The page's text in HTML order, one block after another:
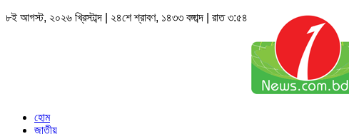
৮ই আগস্ট, ২০২৬ খ্রিস্টাব্দ | ২৪শে শ্রাবণ, ১৪৩৩ বঙ্গাব্দ | রাত ৩:৫৪
হোম
জাতীয়